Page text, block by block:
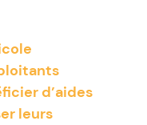
d’aides
leurs